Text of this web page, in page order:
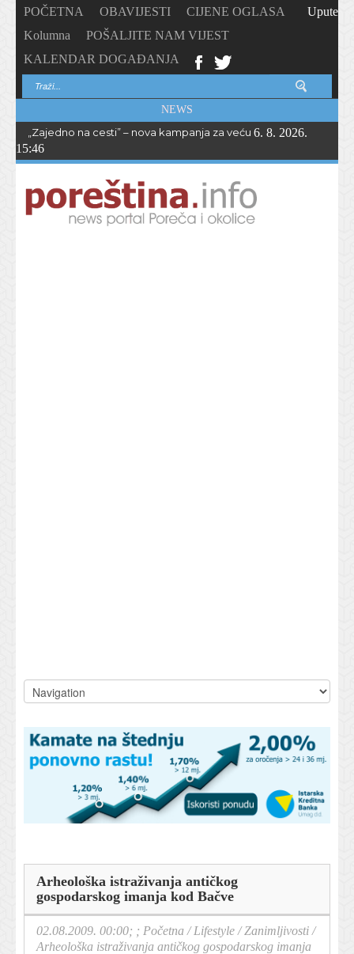
POČETNA OBAVIJESTI
CIJENE OGLASA
Kolumna
POŠALJITE NAM VIJEST
KALENDAR DOGAĐANJA
Upute
NEWS
„Zajedno na cesti” – nova kampanja za veću sigurnost biciklista
6. 8. 2026.
15:46
Arheološka istraživanja antičkog
gospodarskog imanja kod Bačve
02.08.2009. 00:00; ; Početna /Lifestyle /Zanimljivosti /
Arheološka istraživanja antičkog gospodarskog imanja